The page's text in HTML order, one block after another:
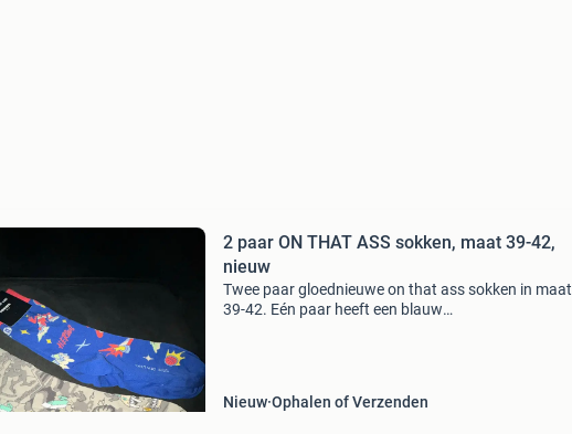
2 paar ON THAT ASS sokken, maat 39-42,
nieuw
Twee paar gloednieuwe on that ass sokken in maat
39-42. Eén paar heeft een blauw
Nieuw Ophalen of Verzenden